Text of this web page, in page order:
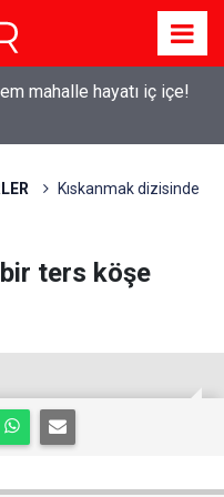
mahalle hayatı iç içe!
Kıskanmak dizisinde
ters köşe